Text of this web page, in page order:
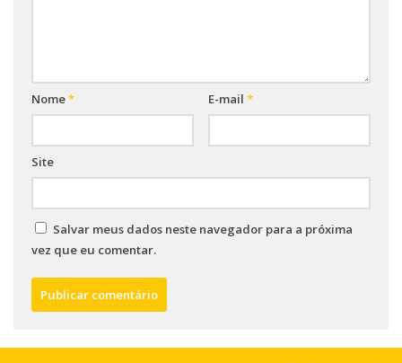
Nome* E-mail *
Site
Salvar meus dados neste navegador para a próxima
vez que eu comentar.